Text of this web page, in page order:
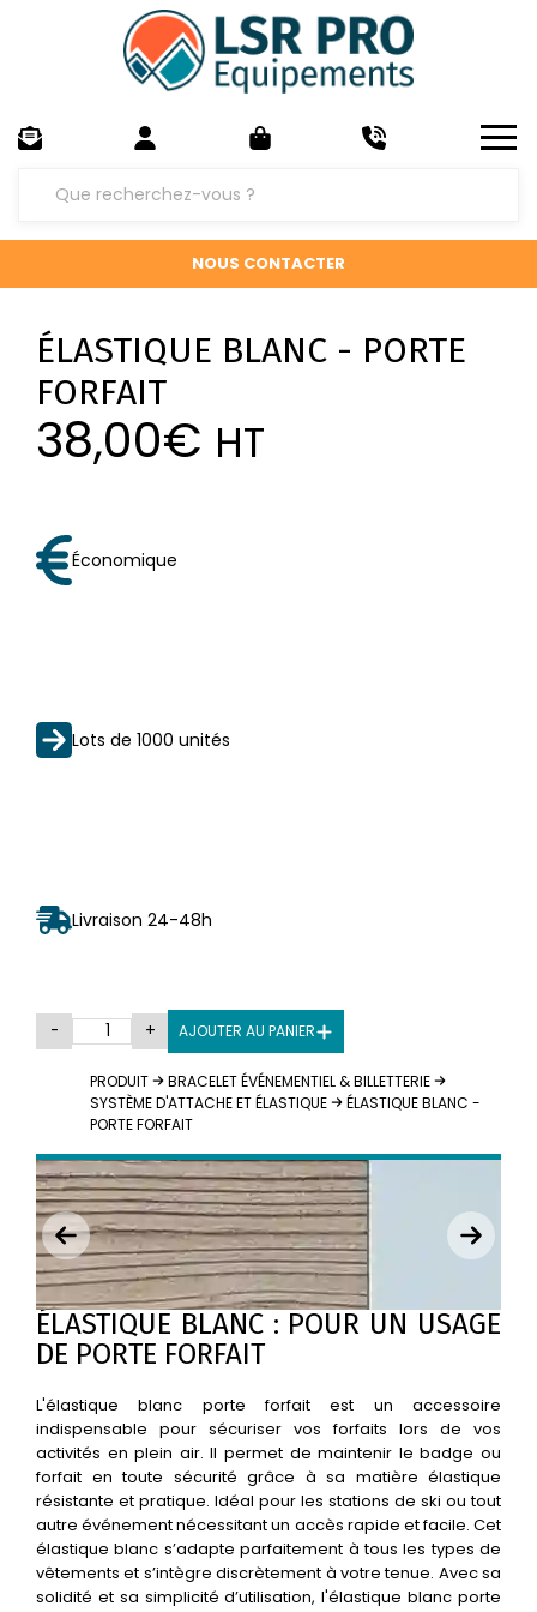
NOUS CONTACTER
PRODUIT
BRACELET ÉVÉNEMENTIEL & BILLETTERIE
SYSTÈME D'ATTACHE ET ÉLASTIQUE
ÉLASTIQUE BLANC -
PORTE FORFAIT
ÉLASTIQUE BLANC : POUR UN USAGE
DE PORTE FORFAIT
L'élastique blanc porte forfait est un accessoire
indispensable pour sécuriser vos forfaits lors de vos
activités en plein air. Il permet de maintenir le badge ou
forfait en toute sécurité grâce à sa matière élastique
résistante et pratique. Idéal pour les stations de ski ou tout
autre événement nécessitant un accès rapide et facile. Cet
élastique blanc s’adapte parfaitement à tous les types de
vêtements et s’intègre discrètement à votre tenue. Avec sa
solidité et sa simplicité d’utilisation, l'élastique blanc porte
ÉLASTIQUE BLANC - PORTE
FORFAIT
38,00€ HT
Économique
Lots de 1000 unités
Livraison 24-48h
- + AJOUTER AU PANIER